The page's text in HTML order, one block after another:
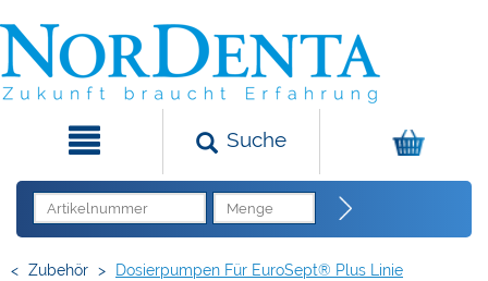
Suche
< Zubehör > Dosierpumpen Für EuroSept® Plus Linie